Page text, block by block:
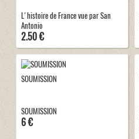
L'histoire de France vue par San
Antonio
2.50 €
SOUMISSION
SOUMISSION
6 €